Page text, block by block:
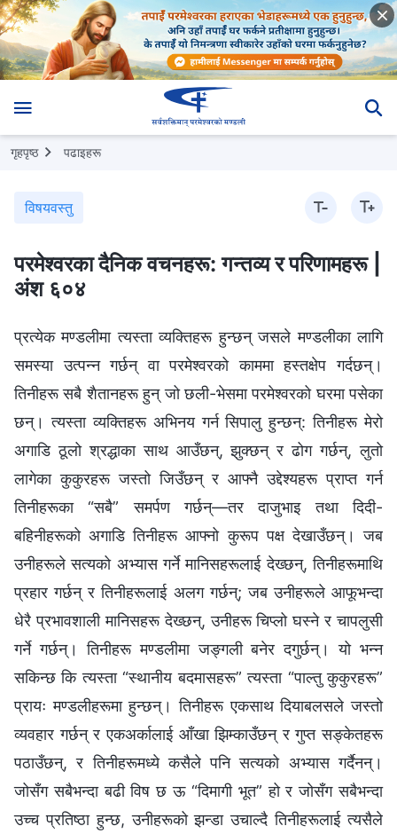
गृहपृष्ठ पढाइहरू
विषयवस्तु
परमेश्‍वरका दैनिक वचनहरू: गन्तव्य र परिणामहरू |
अंश ६०४
प्रत्येक मण्डलीमा त्यस्ता व्यक्तिहरू हुन्छन् जसले मण्डलीका लागि
समस्या उत्पन्न गर्छन् वा परमेश्‍वरको काममा हस्तक्षेप गर्दछन्।
तिनीहरू सबै शैतानहरू हुन् जो छली-भेसमा परमेश्‍वरको घरमा पसेका
छन्। त्यस्ता व्यक्तिहरू अभिनय गर्न सिपालु हुन्छन्: तिनीहरू मेरो
अगाडि ठूलो श्रद्धाका साथ आउँछन्, झुक्छन् र ढोग गर्छन्, लुतो
लागेका कुकुरहरू जस्तो जिउँछन् र आफ्नै उद्देश्यहरू प्राप्त गर्न
तिनीहरूका “सबै” समर्पण गर्छन्—तर दाजुभाइ तथा दिदी-
बहिनीहरूको अगाडि तिनीहरू आफ्नो कुरूप पक्ष देखाउँछन्। जब
उनीहरूले सत्यको अभ्यास गर्ने मानिसहरूलाई देख्छन्, तिनीहरूमाथि
प्रहार गर्छन् र तिनीहरूलाई अलग गर्छन्; जब उनीहरूले आफूभन्दा
धेरै प्रभावशाली मानिसहरू देख्छन्, उनीहरू चिप्‍लो घस्‍ने र चापलुसी
गर्ने गर्छन्। तिनीहरू मण्डलीमा जङ्गली बनेर दगुर्छन्। यो भन्न
सकिन्छ कि त्यस्ता “स्थानीय बदमासहरू” त्यस्ता “पाल्तु कुकुरहरू”
प्रायः मण्डलीहरूमा हुन्छन्। तिनीहरू एकसाथ दियाबलसले जस्तो
व्यवहार गर्छन् र एकअर्कालाई आँखा झिम्काउँछन् र गुप्त सङ्केतहरू
पठाउँछन्, र तिनीहरूमध्ये कसैले पनि सत्यको अभ्यास गर्दैनन्।
जोसँग सबैभन्दा बढी विष छ ऊ “दिमागी भूत” हो र जोसँग सबैभन्दा
उच्च प्रतिष्ठा हुन्छ, उनीहरूको झन्डा उचाल्दै तिनीहरूलाई त्यसैले